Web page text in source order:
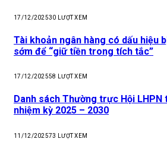
17/12/202530 LƯỢT XEM
Tài khoản ngân hàng có dấu hiệu
sớm để “giữ tiền trong tích tắc”
17/12/202558 LƯỢT XEM
Danh sách Thường trực Hội LHPN
nhiệm kỳ 2025 – 2030
11/12/202573 LƯỢT XEM